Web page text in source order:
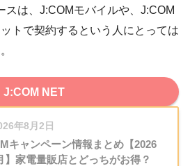
は、 J:COMモバイルや、J:COM
トで契約する という人にとっては
J:COM NET
年8月2日
キャンペーン情報まとめ【2026
】家電量販店とどっちがお得？